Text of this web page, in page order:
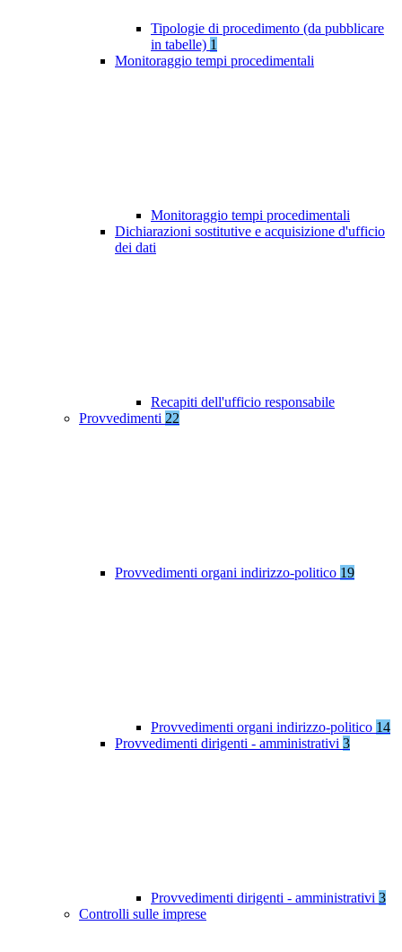
Tipologie di procedimento (da pubblicare
in tabelle) 1
Monitoraggio tempi procedimentali
Monitoraggio tempi procedimentali
Dichiarazioni sostitutive e acquisizione d'ufficio
dei dati
Recapiti dell'ufficio responsabile
Provvedimenti 22
Provvedimenti organi indirizzo-politico 19
Provvedimenti organi indirizzo-politico 14
Provvedimenti dirigenti - amministrativi 3
Provvedimenti dirigenti - amministrativi 3
Controlli sulle imprese